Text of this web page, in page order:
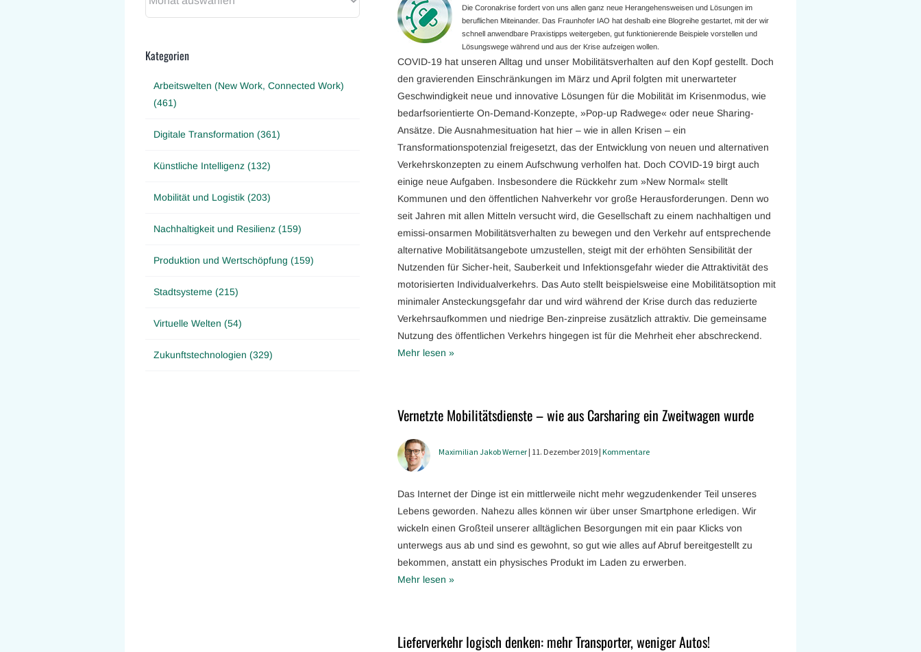
Die Coronakrise fordert von uns allen ganz neue Herangehensweisen und Lösungen im
beruflichen Miteinander. Das Fraunhofer IAO hat deshalb eine Blogreihe gestartet, mit der wir
schnell anwendbare Praxistipps weitergeben, gut funktionierende Beispiele vorstellen und
Lösungswege während und aus der Krise aufzeigen wollen.
COVID-19 hat unseren Alltag und unser Mobilitätsverhalten auf den Kopf gestellt. Doch
den gravierenden Einschränkungen im März und April folgten mit unerwarteter
Geschwindigkeit neue und innovative Lösungen für die Mobilität im Krisenmodus, wie
bedarfsorientierte On-Demand-Konzepte, »Pop-up Radwege« oder neue Sharing-
Ansätze. Die Ausnahmesituation hat hier – wie in allen Krisen – ein
Transformationspotenzial freigesetzt, das der Entwicklung von neuen und alternativen
Verkehrskonzepten zu einem Aufschwung verholfen hat. Doch COVID-19 birgt auch
einige neue Aufgaben. Insbesondere die Rückkehr zum »New Normal« stellt
Kommunen und den öffentlichen Nahverkehr vor große Herausforderungen. Denn wo
seit Jahren mit allen Mitteln versucht wird, die Gesellschaft zu einem nachhaltigen und
emissi-onsarmen Mobilitätsverhalten zu bewegen und den Verkehr auf entsprechende
alternative Mobilitätsangebote umzustellen, steigt mit der erhöhten Sensibilität der
Nutzenden für Sicher-heit, Sauberkeit und Infektionsgefahr wieder die Attraktivität des
motorisierten Individualverkehrs. Das Auto stellt beispielsweise eine Mobilitätsoption mit
minimaler Ansteckungsgefahr dar und wird während der Krise durch das reduzierte
Verkehrsaufkommen und niedrige Ben-zinpreise zusätzlich attraktiv. Die gemeinsame
Nutzung des öffentlichen Verkehrs hingegen ist für die Mehrheit eher abschreckend.
Mehr lesen »
Vernetzte Mobilitätsdienste – wie aus Carsharing ein Zweitwagen wurde
Maximilian Jakob Werner | 11. Dezember 2019 | Kommentare
Das Internet der Dinge ist ein mittlerweile nicht mehr wegzudenkender Teil unseres
Lebens geworden. Nahezu alles können wir über unser Smartphone erledigen. Wir
wickeln einen Großteil unserer alltäglichen Besorgungen mit ein paar Klicks von
unterwegs aus ab und sind es gewohnt, so gut wie alles auf Abruf bereitgestellt zu
bekommen, anstatt ein physisches Produkt im Laden zu erwerben.
Mehr lesen »
Lieferverkehr logisch denken: mehr Transporter, weniger Autos!
Kategorien
Arbeitswelten (New Work, Connected Work)
(461)
Digitale Transformation (361)
Künstliche Intelligenz (132)
Mobilität und Logistik (203)
Nachhaltigkeit und Resilienz (159)
Produktion und Wertschöpfung (159)
Stadtsysteme (215)
Virtuelle Welten (54)
Zukunftstechnologien (329)